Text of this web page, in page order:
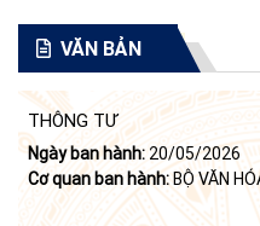
VĂN BẢN
THÔNG TƯ
Ngày ban hành: 20/05/2026
Cơ quan ban hành:BỘ VĂN